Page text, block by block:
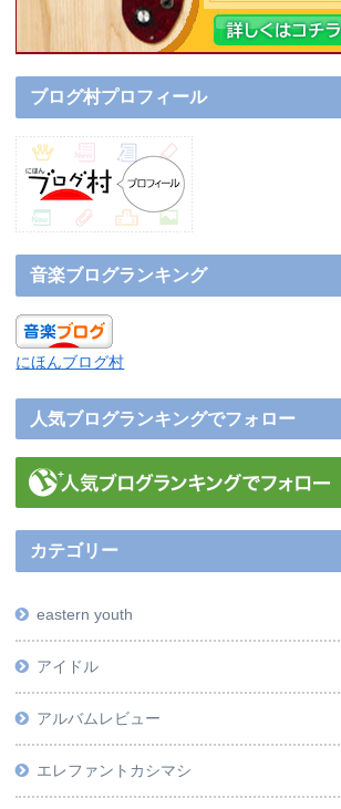
ブログ村プロフィール
音楽ブログランキング
にほんブログ村
人気ブログランキングでフォロー
カテゴリー
eastern youth
アイドル
アルバムレビュー
エレファントカシマシ